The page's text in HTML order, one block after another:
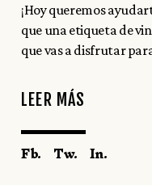
¡Hoy queremos
que una etiqueta de
que vas a disfrutar
LEER MÁS
Fb. Tw. In.